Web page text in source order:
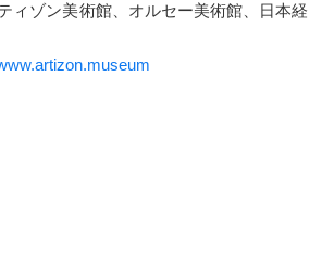
ィゾン美術館、オルセー美術館、日本経